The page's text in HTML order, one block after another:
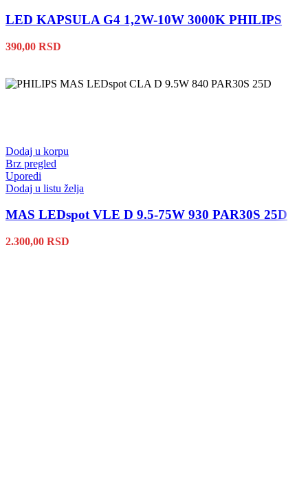
LED KAPSULA G4 1,2W-10W 3000K PHILIPS
390,00 RSD
Dodaj u korpu
Brz pregled
Uporedi
Dodaj u listu želja
MAS LEDspot VLE D 9.5-75W 930 PAR30S 25D
2.300,00 RSD